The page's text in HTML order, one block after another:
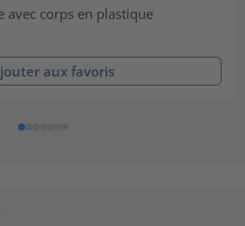
avec corps en plastique
aux favoris